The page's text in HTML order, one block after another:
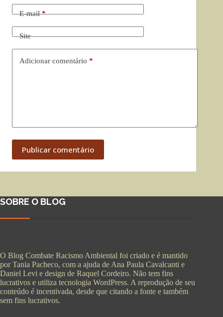
E-mail*
Site
Adicionar comentário *
Publicar comentário
SOBRE O BLOG
O Blog Combate Racismo Ambiental foi criado e é mantido
por Tania Pacheco, com a ajuda de Ana Paula Cavalcanti e
Daniel Levi e design de Raquel Cordeiro. Não tem fins
lucrativos e utiliza tecnologia WordPress. A reprodução de seu
conteúdo é incentivada, desde que citando a fonte e também
sem fins lucrativos.